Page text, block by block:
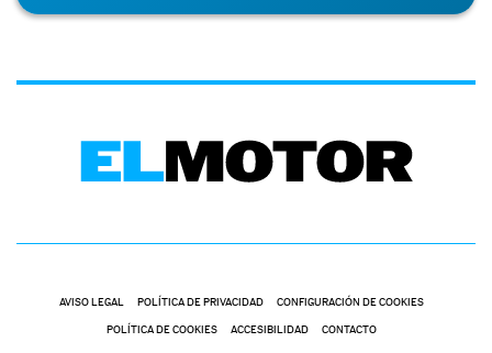
AVISO LEGAL POLÍTICA DE PRIVACIDAD CONFIGURACIÓN DE COOKIES
POLÍTICA DE COOKIES ACCESIBILIDAD CONTACTO